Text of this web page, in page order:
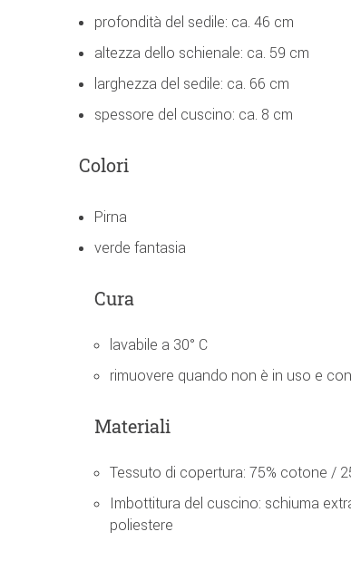
profondità del sedile: ca. 46 cm
altezza dello schienale: ca. 59 cm
larghezza del sedile: ca. 66 cm
spessore del cuscino: ca. 8 cm
Colori
Pirna
verde fantasia
Cura
lavabile a 30° C
rimuovere quando non è in uso e
Materiali
Tessuto di copertura: 75% cotone /
Imbottitura del cuscino: schiuma
poliestere